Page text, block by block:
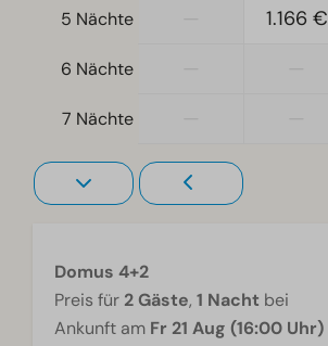
Etagenbett unten: 1
Zugänglichkeit
Wohnzimmer
5 Nächte 1.166 €
6 Nächte
7 Nächte
Domus 4+2
Preis für 2 Gäste, 1 Nacht bei
Ankunft am Fr 21 Aug (16:00 Uhr)